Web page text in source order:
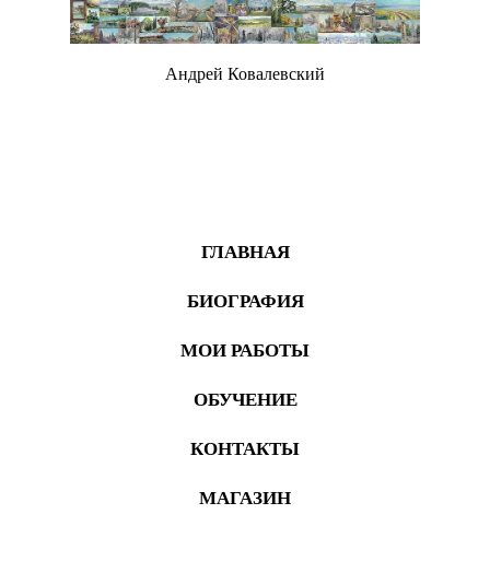
Андрей Ковалевский
ГЛАВНАЯ
БИОГРАФИЯ
МОИ РАБОТЫ
ОБУЧЕНИЕ
КОНТАКТЫ
МАГАЗИН